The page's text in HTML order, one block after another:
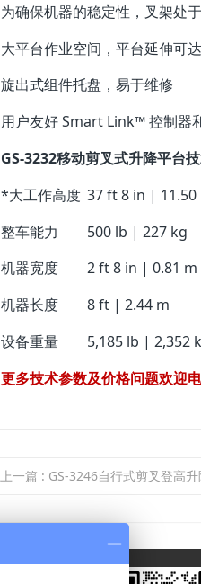
为确保机器的稳定性，叉架处
大平台作业空间，平台延伸可
旋出式组件托盘，易于维修
用户友好 Smart Link™ 控制器
GS-3232移动剪叉式升降平台
*大工作高度 37 ft 8 in | 11.50
整车能力
500 lb | 227 kg
机器宽度
2 ft 8 in | 0.81 m
机器长度
8 ft | 2.44 m
设备重量
5,185 lb | 2,352
更多技术参数及价格问题欢迎
上一篇 : GS-3246自行式剪叉登高